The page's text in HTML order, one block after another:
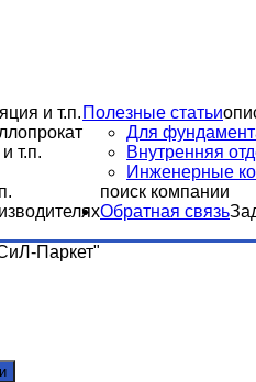
Полезные статьи
и т.п.
т.п.
Для
Внутренняя
Инженерные
поиск компании
Обратная связь
Паркет"